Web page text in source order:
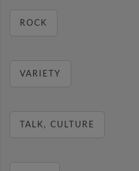
ROCK
VARIETY
TALK, CULTURE